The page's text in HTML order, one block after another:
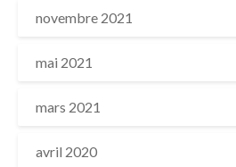
novembre 2021
mai 2021
mars 2021
avril 2020